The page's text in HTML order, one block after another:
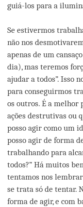
guiá-los para a
Se estivermos
não nos
apenas de um
dia), mas teremos
ajudar a todos”. Isso
para conseguirmos
os outros. É a melhor
ações destrutivas ou
posso agir como um
posso agir de forma
trabalhando para
todos?” Há muitos
tentamos nos lembrar
se trata só de tentar.
forma de agir, e com